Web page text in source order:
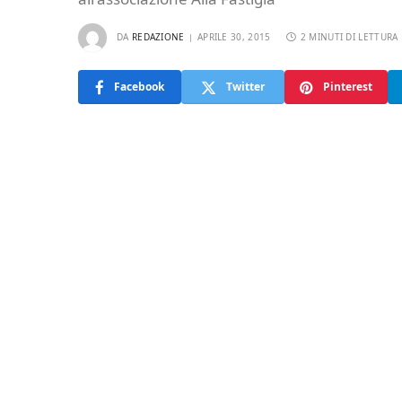
DA REDAZIONE APRILE 30, 2015 2 MINUTI DI LETTURA
Facebook Twitter Pinterest